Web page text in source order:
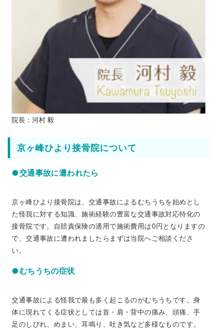
院長：河村 毅
京ヶ峰ひより接骨院について
●交通事故に遭われたら
京ヶ峰ひより接骨院は、交通事故によるむちうちを始めとし
た怪我に対する知識、施術経験の豊富な交通事故対応特化の
接骨院です。自賠責保険の適用で施術費用は0円となりますの
で、交通事故に遭われましたらまずは当院へご相談くださ
い。
●むちうちの症状
交通事故による怪我で最も多く起こるのがむちうちです。身
体に現れてくる症状としては首・肩・背中の痛み、頭痛、手
足のしびれ、めまい、耳鳴り、吐き気など多様なものです。